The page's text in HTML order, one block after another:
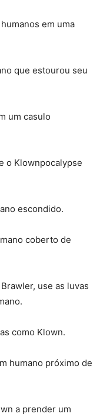
em uma
que estourou seu
um casulo
o Klownpocalypse
escondido.
coberto de
use as luvas
como Klown.
humano próximo de
a prender um